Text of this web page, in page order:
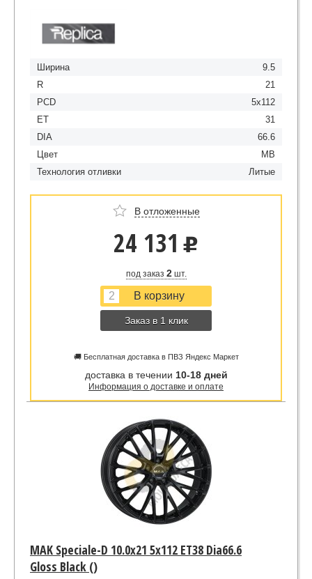
Ширина
9.5
R
21
PCD
5x112
ET
31
DIA
66.6
Цвет
MB
Технология отливки
Литые
В отложенные
24 131 u
под заказ 2шт.
Заказ в 1 клик
🚚 Бесплатная доставка в ПВЗ Яндекс Маркет
доставка в течении 10-18 дней
Информация о доставке и оплате
MAK Speciale-D 10.0x21 5x112 ET38 Dia66.6
Gloss Black ()